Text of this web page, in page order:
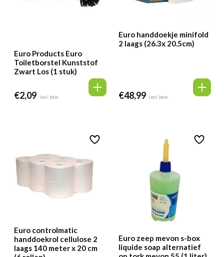
Euro Products Euro
Toiletborstel Kunststof
Zwart Los (1 stuk)
€2,09 incl. btw
Euro handdoekje minifold
2 laags (26.3x 20.5cm)
€48,99 incl. btw
Euro controlmatic
handdoekrol cellulose 2
laags 140 meter x 20 cm
Euro zeep mevon s-box
liquide soap alternatief